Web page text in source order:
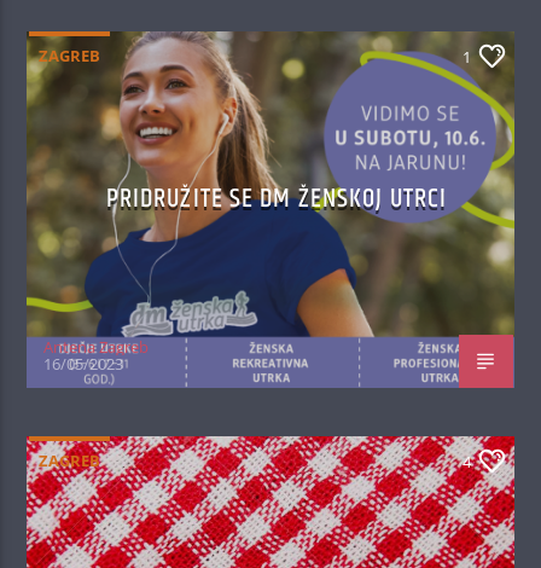
ZAGREB 1
PRIDRUŽITE SE DM ŽENSKOJ UTRCI
Antena Zagreb
16/05/2023
ZAGREB 4